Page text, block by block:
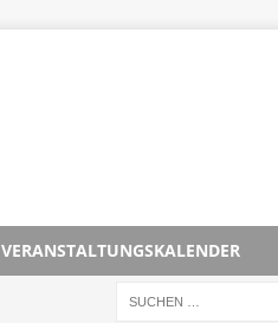
VERANSTALTUNGSKALENDER